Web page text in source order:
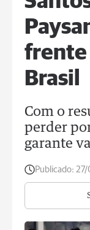
frente
Brasil
Com o
perder
garante
Publicado: